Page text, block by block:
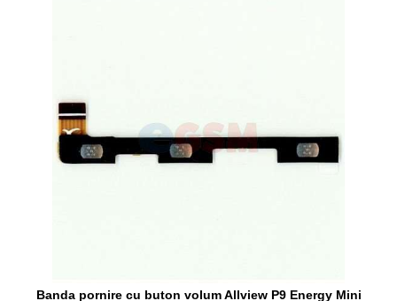
Banda pornire cu buton volum Allview P9 Energy Mini